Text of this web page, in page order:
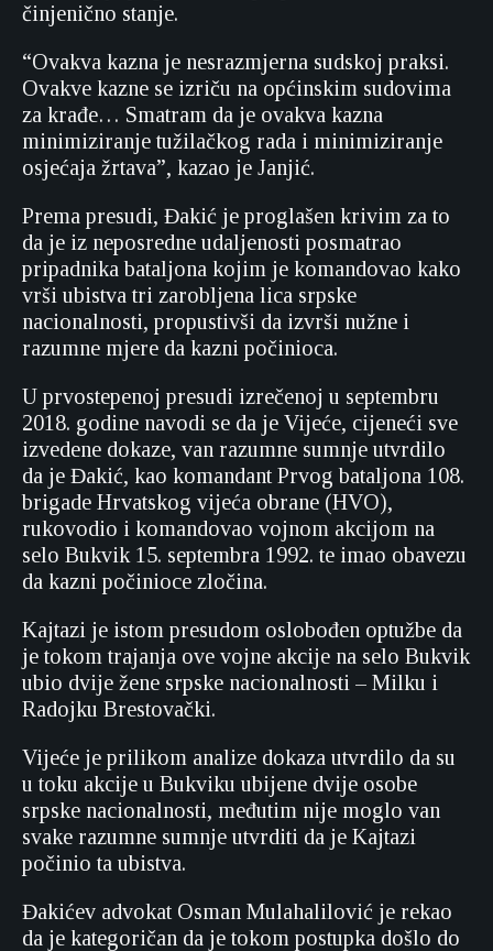
činjenično stanje.
“Ovakva kazna je nesrazmjerna sudskoj praksi.
Ovakve kazne se izriču na općinskim sudovima
za krađe… Smatram da je ovakva kazna
minimiziranje tužilačkog rada i minimiziranje
osjećaja žrtava”, kazao je Janjić.
Prema presudi, Đakić je proglašen krivim za to
da je iz neposredne udaljenosti posmatrao
pripadnika bataljona kojim je komandovao kako
vrši ubistva tri zarobljena lica srpske
nacionalnosti, propustivši da izvrši nužne i
razumne mjere da kazni počinioca.
U prvostepenoj presudi izrečenoj u septembru
2018. godine navodi se da je Vijeće, cijeneći sve
izvedene dokaze, van razumne sumnje utvrdilo
da je Đakić, kao komandant Prvog bataljona 108.
brigade Hrvatskog vijeća obrane (HVO),
rukovodio i komandovao vojnom akcijom na
selo Bukvik 15. septembra 1992. te imao obavezu
da kazni počinioce zločina.
Kajtazi je istom presudom oslobođen optužbe da
je tokom trajanja ove vojne akcije na selo Bukvik
ubio dvije žene srpske nacionalnosti – Milku i
Radojku Brestovački.
Vijeće je prilikom analize dokaza utvrdilo da su
u toku akcije u Bukviku ubijene dvije osobe
srpske nacionalnosti, međutim nije moglo van
svake razumne sumnje utvrditi da je Kajtazi
počinio ta ubistva.
Đakićev advokat Osman Mulahalilović je rekao
da je kategoričan da je tokom postupka došlo do